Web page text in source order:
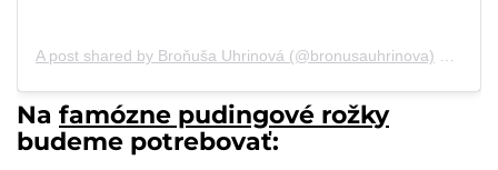
A post shared by Broňuša Uhrinová (@bronusauhrinova)
Na famózne pudingové rožky
budeme potrebovať: